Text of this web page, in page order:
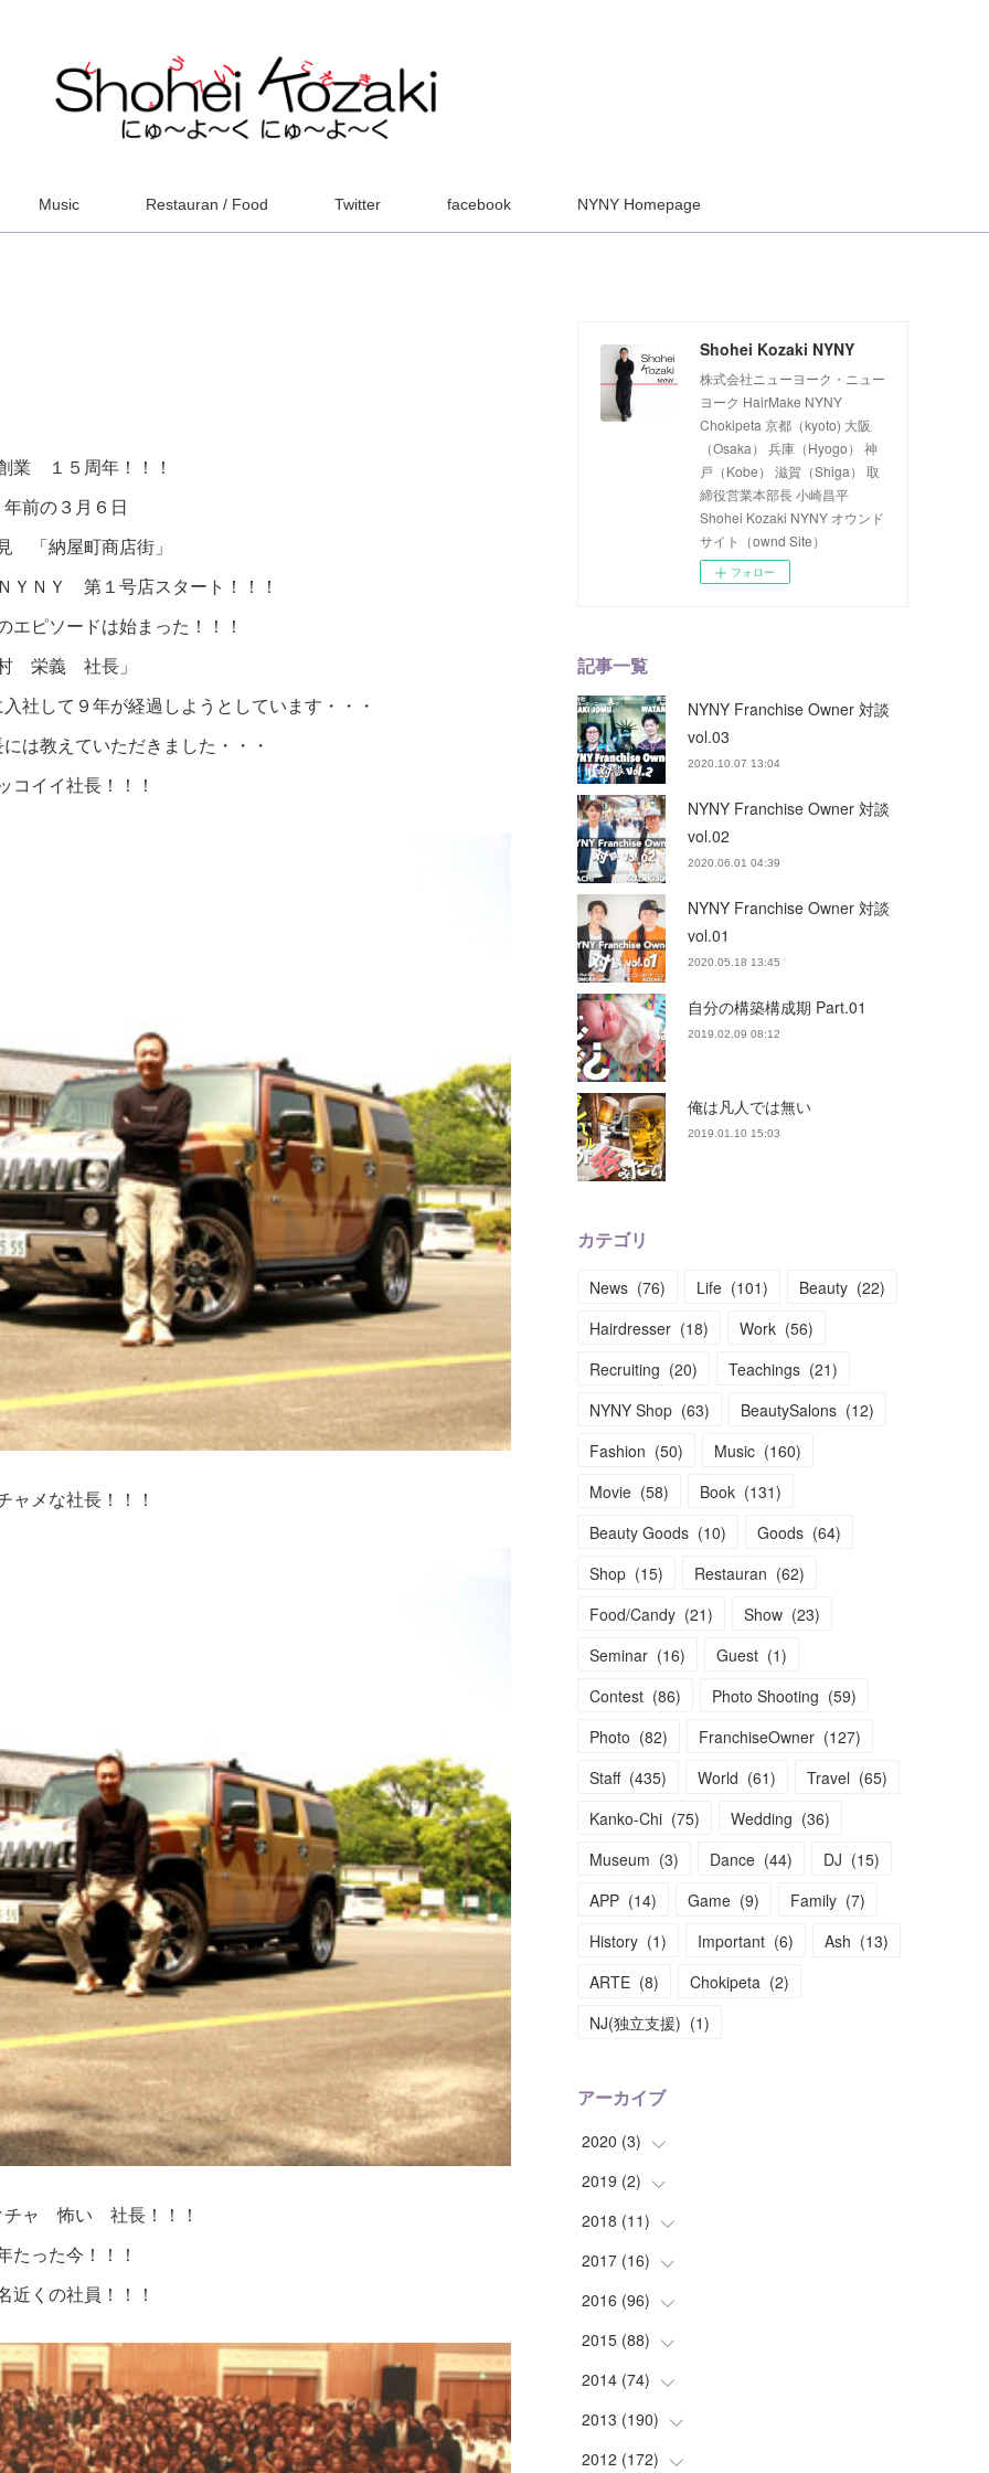
Music Restauran / Food Twitter facebook NYNY Homepage
業 １５周年！！！
前の３月６日
「納屋町商店街」
ＮＹ 第１号店スタート！！！
ピソードは始まった！！！
栄義 社長」
社して９年が経過しようとしています・・・
は教えていただきました・・・
コイイ社長！！！
ャメな社長！！！
チャ 怖い 社長！！！
たった今！！！
近くの社員！！！
Shohei Kozaki NYNY
株式会社ニューヨーク・ニュー
ヨーク HairMake NYNY
Chokipeta 京都（kyoto) 大阪
（Osaka） 兵庫（Hyogo） 神
戸（Kobe） 滋賀（Shiga） 取
締役営業本部長 小崎昌平
Shohei Kozaki NYNY オウンド
サイト（ownd Site）
フォロー
記事一覧
NYNY Franchise Owner 対談
vol.03
2020.10.07 13:04
NYNY Franchise Owner 対談
vol.02
2020.06.01 04:39
NYNY Franchise Owner 対談
vol.01
2020.05.18 13:45
自分の構築構成期 Part.01
2019.02.09 08:12
俺は凡人では無い
2019.01.10 15:03
カテゴリ
News (76) Life (101) Beauty (22)
Hairdresser (18) Work (56)
Recruiting (20) Teachings (21)
NYNY Shop (63) BeautySalons (12)
Fashion (50) Music (160)
Movie (58) Book (131)
Beauty Goods (10) Goods (64)
Shop (15) Restauran (62)
Food/Candy (21) Show (23)
Seminar (16) Guest (1)
Contest (86) Photo Shooting (59)
Photo (82) FranchiseOwner (127)
Staff (435) World (61) Travel (65)
Kanko-Chi (75) Wedding (36)
Museum (3) Dance (44) DJ (15)
APP (14) Game (9) Family (7)
History (1) Important (6) Ash (13)
ARTE (8) Chokipeta (2)
NJ(独立支援) (1)
アーカイブ
2020 (3)
(1
( 1)
(1)
2019 (2)
( 1)
(1)
2018 (11)
(2)
(1)
(1)
(1)
(3)
(2)
2017 (16)
(1)
(2)
(1)
(3)
(1)
2016 (96)
(2)
(5)
(6)
(3)
2015 (88)
(4)
(7)
(6)
2014 (74)
(9)
(14)
2013 (190)
(17)
2012 (172)